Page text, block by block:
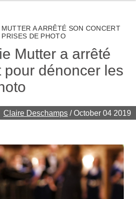
A ARRÊTÉ SON CONCERT
DE PHOTO
Mutter a arrêté
pour dénoncer les
Claire Deschamps /October 04 2019